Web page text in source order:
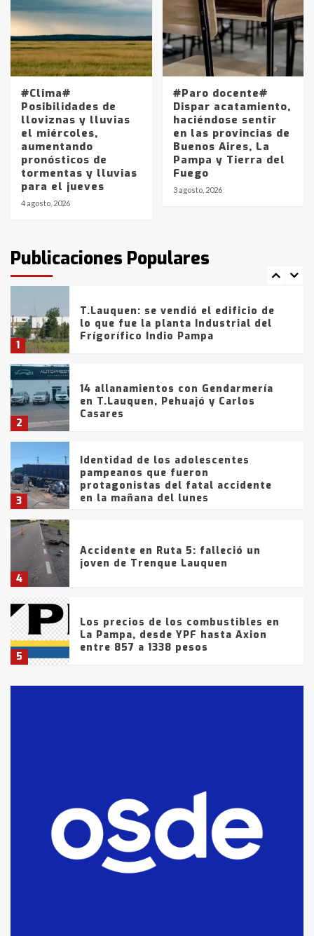
#Clima#
Posibilidades de
lloviznas y lluvias
el miércoles,
aumentando
pronósticos de
tormentas y lluvias
para el jueves
4 agosto, 2026
#Paro docente#
Dispar acatamiento,
haciéndose sentir
en las provincias de
Buenos Aires, La
Pampa y Tierra del
Fuego
3 agosto, 2026
Publicaciones Populares
4
Accidente en Ruta 5: falleció un
joven de Trenque Lauquen
5
Los precios de los combustibles en
La Pampa, desde YPF hasta Axion
entre 857 a 1338 pesos
6
La Bolsa de Cereales de Bahía
Blanca anticipa que Agosto vendrá
con lluvias y heladas, en gran parte
de la provincia
fueron detenidos por
comercialización de drogas en la
tarde del sábado
1
T.Lauquen: se vendió el edificio de
lo que fue la planta Industrial del
Frígorífico Indio Pampa
2
14 allanamientos con Gendarmería
en T.Lauquen, Pehuajó y Carlos
Casares
3
Identidad de los adolescentes
pampeanos que fueron
protagonistas del fatal accidente
en la mañana del lunes
4
Accidente en Ruta 5: falleció un
joven de Trenque Lauquen
5
Los precios de los combustibles en
La Pampa, desde YPF hasta Axion
entre 857 a 1338 pesos
fueron detenidos por
comercialización de drogas en la
tarde del sábado
T.Lauquen: se vendió el edificio de
lo que fue la planta Industrial del